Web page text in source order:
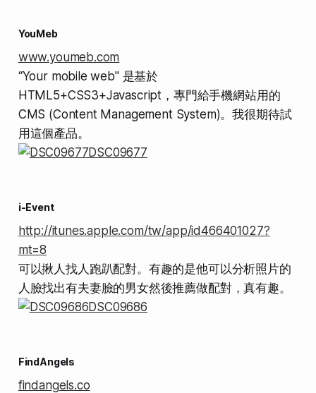
YouMeb
www.youmeb.com
“Your mobile web" 是基於
HTML5+CSS3+Javascript，專門給手機網站用的
CMS (Content Management System)。我很期待試
用這個產品。
i-Event
http://itunes.apple.com/tw/app/id466401027?
mt=8
可以揪人找人跑趴配對。有趣的是他可以分析照片的
人臉找出有夫妻臉的男女然後推薦做配對，真有趣。
FindAngels
findangels.co